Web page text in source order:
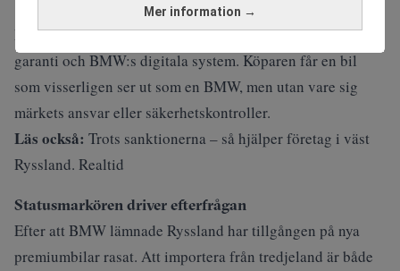
Mer information →
Men de ryskbyggda bilarna saknar både certifiering,
garanti och BMW:s digitala system. Köparen får en bil
som visserligen ser ut som en BMW, men utan vare sig
märkets ansvar eller säkerhetskontroller.
Läs också: Trots sanktionerna – så hjälper företag i väst
Ryssland. Realtid
Statusmarkören driver efterfrågan
Efter att BMW lämnade Ryssland har tillgången på nya
premiumbilar rasat. Att importera från tredjeland är både